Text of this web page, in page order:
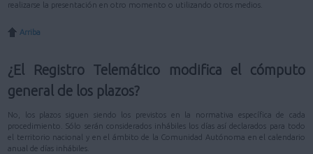
realizarse la presentación en otro momento o utilizando otros medios.
Arriba
¿El Registro Telemático modifica el cómputo
general de los plazos?
No, los plazos siguen siendo los previstos en la normativa específica de cada
procedimiento. Sólo serán considerados inhábiles los días así declarados para todo
el territorio nacional y en el ámbito de la Comunidad Autónoma en el calendario
anual de días inhábiles.